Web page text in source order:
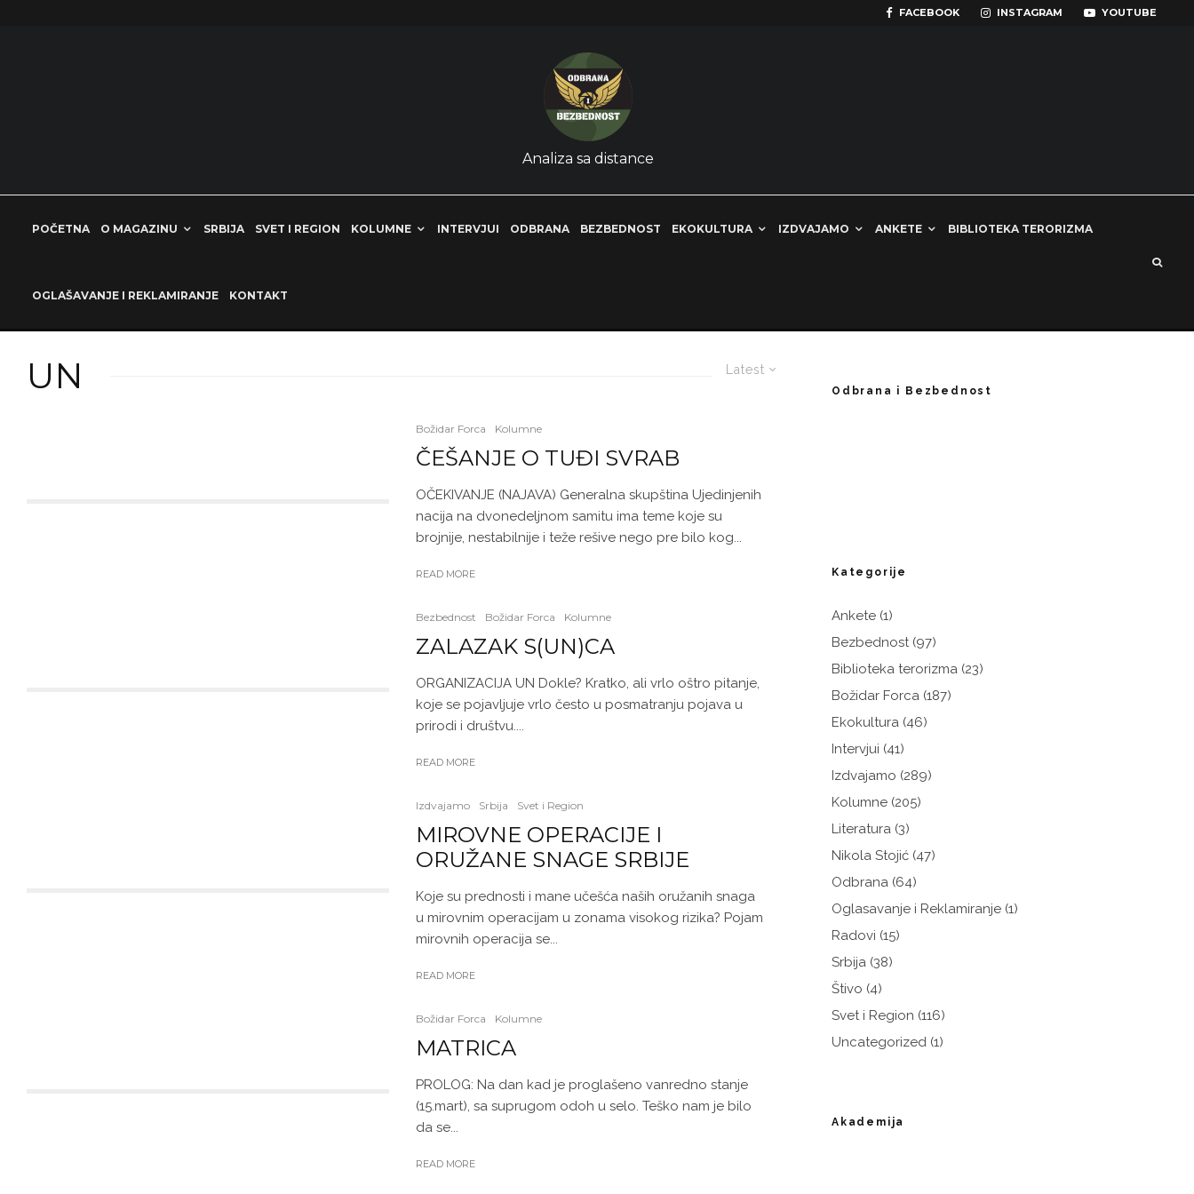
FACEBOOK INSTAGRAM YOUTUBE
Analiza sa distance
POČETNA O MAGAZINU SRBIJA SVET I REGION KOLUMNE INTERVJUI ODBRANA BEZBEDNOST EKOKULTURA IZDVAJAMO ANKETE BIBLIOTEKA TERORIZMA
OGLAŠAVANJE I REKLAMIRANJE KONTAKT
Latest
UN
Božidar Forca Kolumne
ČEŠANJE O TUĐI SVRAB
OČEKIVANJE (NAJAVA) Generalna skupština Ujedinjenih
nacija na dvonedeljnom samitu ima teme koje su
brojnije, nestabilnije i teže rešive nego pre bilo kog...
READ MORE
Bezbednost Božidar Forca Kolumne
ZALAZAK S(UN)CA
ORGANIZACIJA UN Dokle? Kratko, ali vrlo oštro pitanje,
koje se pojavljuje vrlo često u posmatranju pojava u
prirodi i društvu....
READ MORE
Izdvajamo Srbija Svet i Region
MIROVNE OPERACIJE I
ORUŽANE SNAGE SRBIJE
Koje su prednosti i mane učešća naših oružanih snaga
u mirovnim operacijam u zonama visokog rizika? Pojam
mirovnih operacija se...
READ MORE
Božidar Forca Kolumne
MATRICA
PROLOG: Na dan kad je proglašeno vanredno stanje
(15.mart), sa suprugom odoh u selo. Teško nam je bilo
da se...
READ MORE
Odbrana i Bezbednost
Kategorije
Ankete (1)
Bezbednost(97)
Biblioteka terorizma (23)
Božidar Forca (187)
Ekokultura (46)
Intervjui (41)
Izdvajamo (289)
Kolumne (205)
Literatura (3)
Nikola Stojić (47)
Odbrana (64)
Oglasavanje i Reklamiranje (1)
Radovi (15)
Srbija (38)
Štivo (4)
Svet i Region (116)
Uncategorized (1)
Akademija